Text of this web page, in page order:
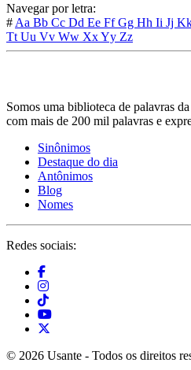
Navegar por letra:
# Aa Bb Cc Dd Ee FfGg Hh Ii Jj
Tt Uu Vv Ww XxYy Zz
Somos uma biblioteca de palavras
com mais de 200 mil palavras e
Sinônimos
Destaque do dia
Antônimos
Blog
Nomes
Redes sociais:
© 2026 Usante - Todos os direitos